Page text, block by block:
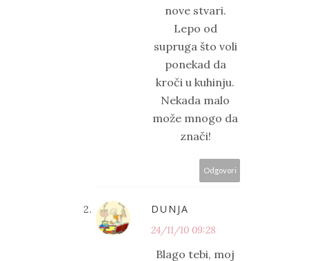
nove stvari.
Lepo od
supruga što voli
ponekad da
kroči u kuhinju.
Nekada malo
može mnogo da
znači!
Odgovori
DUNJA
24/11/10 09:28
Blago tebi, moj